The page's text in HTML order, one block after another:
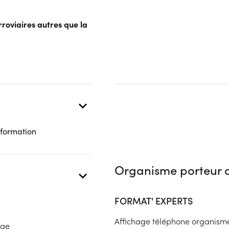
présentielleautres que la
Organisme porteur
FORMAT' EXPERTS
Affichage téléphone